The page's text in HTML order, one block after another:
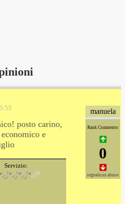
posto carino,
e
Servizio:
manuela
Rank Commento
0
segnala un abuso